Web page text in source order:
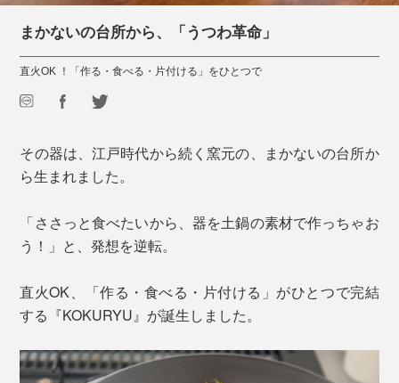
まかないの台所から、「うつわ革命」
直火OK ！「作る・食べる・片付ける」をひとつで
その器は、江戸時代から続く窯元の、まかないの台所か
ら生まれました。
「ささっと食べたいから、器を土鍋の素材で作っちゃお
う！」と、発想を逆転。
直火OK、「作る・食べる・片付ける」がひとつで完結
する『KOKURYU』が誕生しました。